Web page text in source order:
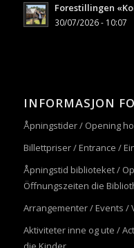
Forestillingen
30/07/2026 - 10:07
INFORMASJON
Åpningstider / Opening
Billettpriser / Entrance /
Åpningstid biblioteket /
Öffnungszeiten die
Arrangementer / Events /
Aktiviteter inne og ute /